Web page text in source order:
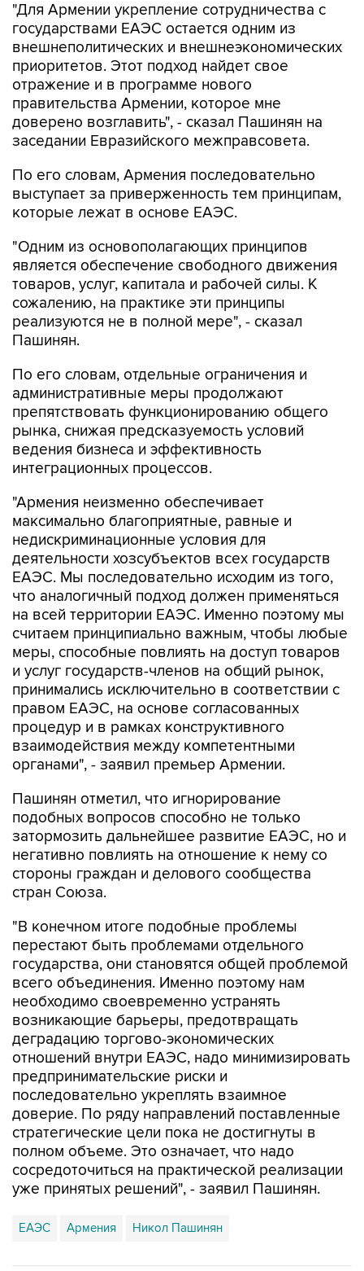
"Для Армении укрепление сотрудничества с
государствами ЕАЭС остается одним из
внешнеполитических и внешнеэкономических
приоритетов. Этот подход найдет свое
отражение и в программе нового
правительства Армении, которое мне
доверено возглавить", - сказал Пашинян на
заседании Евразийского межправсовета.
По его словам, Армения последовательно
выступает за приверженность тем принципам,
которые лежат в основе ЕАЭС.
"Одним из основополагающих принципов
является обеспечение свободного движения
товаров, услуг, капитала и рабочей силы. К
сожалению, на практике эти принципы
реализуются не в полной мере", - сказал
Пашинян.
По его словам, отдельные ограничения и
административные меры продолжают
препятствовать функционированию общего
рынка, снижая предсказуемость условий
ведения бизнеса и эффективность
интеграционных процессов.
"Армения неизменно обеспечивает
максимально благоприятные, равные и
недискриминационные условия для
деятельности хозсубъектов всех государств
ЕАЭС. Мы последовательно исходим из того,
что аналогичный подход должен применяться
на всей территории ЕАЭС. Именно поэтому мы
считаем принципиально важным, чтобы любые
меры, способные повлиять на доступ товаров
и услуг государств-членов на общий рынок,
принимались исключительно в соответствии с
правом ЕАЭС, на основе согласованных
процедур и в рамках конструктивного
взаимодействия между компетентными
органами", - заявил премьер Армении.
Пашинян отметил, что игнорирование
подобных вопросов способно не только
затормозить дальнейшее развитие ЕАЭС, но и
негативно повлиять на отношение к нему со
стороны граждан и делового сообщества
стран Союза.
"В конечном итоге подобные проблемы
перестают быть проблемами отдельного
государства, они становятся общей проблемой
всего объединения. Именно поэтому нам
необходимо своевременно устранять
возникающие барьеры, предотвращать
деградацию торгово-экономических
отношений внутри ЕАЭС, надо минимизировать
предпринимательские риски и
последовательно укреплять взаимное
доверие. По ряду направлений поставленные
стратегические цели пока не достигнуты в
полном объеме. Это означает, что надо
сосредоточиться на практической реализации
уже принятых решений", - заявил Пашинян.
ЕАЭС Армения Никол Пашинян